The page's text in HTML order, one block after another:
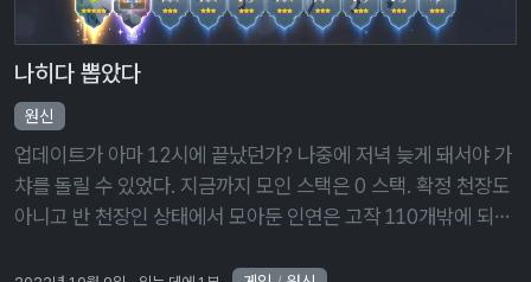
나히다 뽑았다
원신
업데이트가 아마 12시에 끝났던가? 나중에 저녁 늦게 돼서야 가
챠를 돌릴 수 있었다. 지금까지 모인 스택은 0 스택. 확정 천장도
아니고 반 천장인 상태에서 모아둔 인연은 고작 110개밖에 되지